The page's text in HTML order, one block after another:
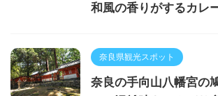
和風の香りがするカレ
奈良県観光スポット
奈良の手向山八幡宮の